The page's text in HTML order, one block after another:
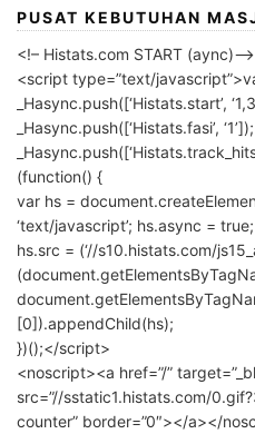
PUSAT KEBUTUHAN
<!– Histats.com START (aync)–>
<script type=”text/
_Hasync.push([‘Histats.start’,
_Hasync.push([‘Histats.fasi’, ‘1’]);
(function() {
var hs =
‘text/javascript’; hs.async = true;
hs.src = (‘//s10.histats.com/
[0]).appendChild(hs);
})();</script>
<noscript><a href=”/”
src=”//sstatic1.histats.com/
counter” border=”0″></a></